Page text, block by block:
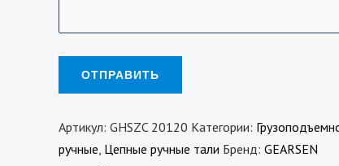
Артикул: GHSZC 20120 Категории:
ручные, Цепные ручные тали Бренд: GEARSEN